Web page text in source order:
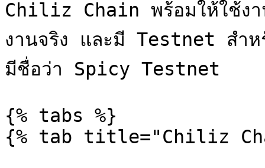
Chiliz Chain พร้อมให้ใช้งา
งานจริง และมี Testnet ส
มีชื่อว่า Spicy Testnet
{% tabs %}
{% tab title="Chiliz